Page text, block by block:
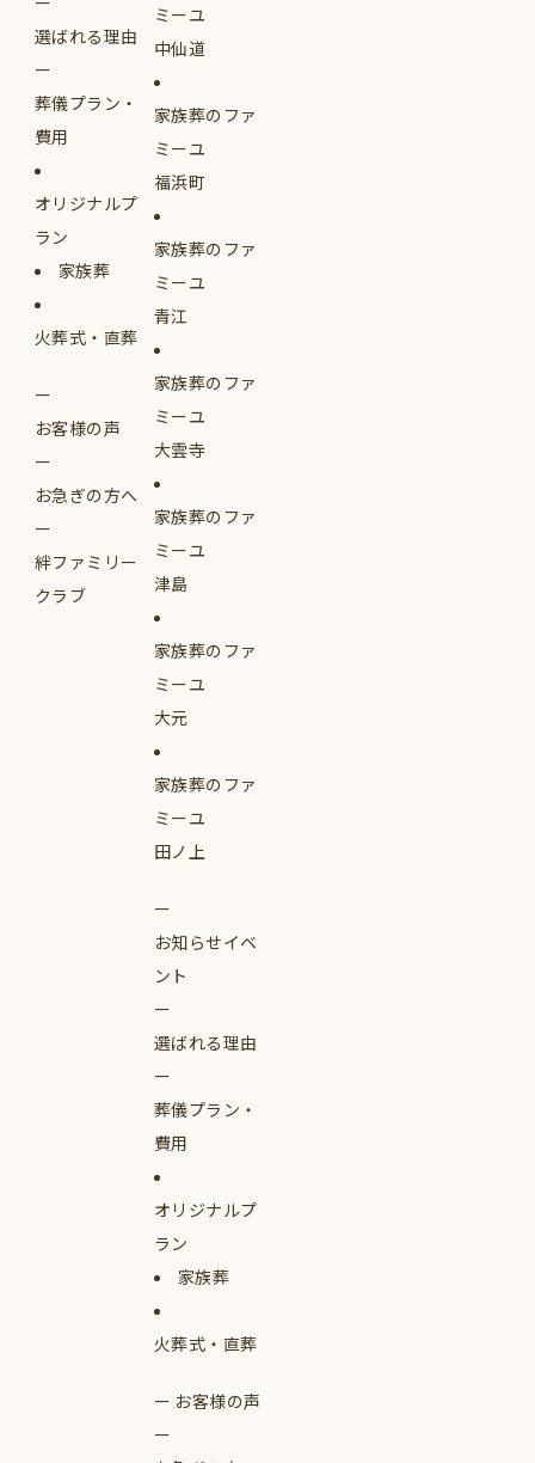
選ばれる理由
葬儀プラン・
費用
オリジナルプ
ラン
家族葬
火葬式・直葬
お客様の声
お急ぎの方へ
絆ファミリー
クラブ
ミーユ
中仙道
家族葬のファ
ミーユ
福浜町
家族葬のファ
ミーユ
青江
家族葬のファ
ミーユ
大雲寺
家族葬のファ
ミーユ
津島
家族葬のファ
ミーユ
大元
家族葬のファ
ミーユ
田ノ上
お知らせイベ
ント
選ばれる理由
葬儀プラン・
費用
オリジナルプ
ラン
家族葬
火葬式・直葬
お客様の声